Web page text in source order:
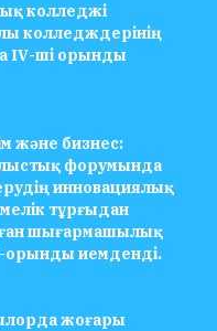
колледжі
колледждерінің
IV-ші орынды
және бизнес:
форумында
инновациялық
тұрғыдан
шығармашылық
орынды иемденді.
жоғары